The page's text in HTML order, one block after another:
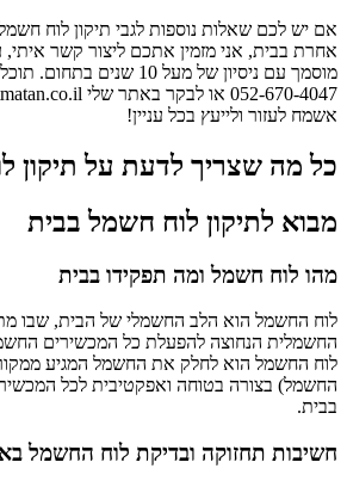
אם יש לכם שאלות נוספות לגבי תיקון לוח
אחרת בבית, אני מזמין אתכם ליצור קשר איתי,
מוסמך עם ניסיון של מעל 10
אשמח לעזור ולייעץ בכל עניין!
כל מה שצריך לדעת על תיקון
מבוא לתיקון לוח חשמל בבית
מהו לוח חשמל ומה תפקידו בבית
לוח החשמל הוא הלב החשמלי של הבית, שבו
החשמלית הנחוצה להפעלת כל המכשירים
לוח החשמל הוא לחלק את החשמל המגיע
החשמל) בצורה בטוחה ואפקטיבית לכל
בבית.
חשיבות תחזוקה ובדיקת לוח החשמל